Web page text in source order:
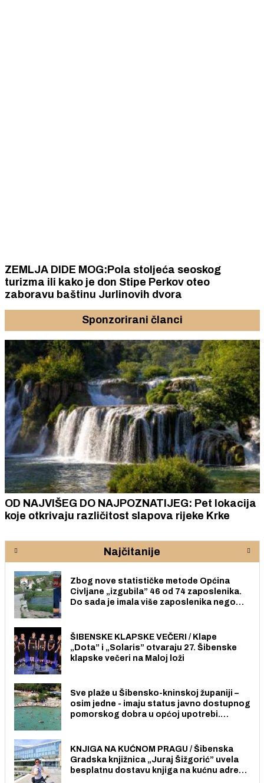
ZEMLJA DIDE MOG:Pola stoljeća seoskog
turizma ili kako je don Stipe Perkov oteo
zaboravu baštinu Jurlinovih dvora
Sponzorirani članci
OD NAJVIŠEG DO NAJPOZNATIJEG: Pet lokacija
koje otkrivaju različitost slapova rijeke Krke
Najčitanije
Zbog nove statističke metode Općina
Civljane „izgubila” 46 od 74 zaposlenika.
Do sada je imala više zaposlenika nego
ŠIBENSKE KLAPSKE VEČERI / Klape
„Dota” i „Solaris” otvaraju 27. Šibenske
klapske večeri na Maloj loži
Sve plaže u Šibensko-kninskoj županiji –
osim jedne - imaju status javno dostupnog
pomorskog dobra u općoj upotrebi.
KNJIGA NA KUĆNOM PRAGU / Šibenska
Gradska knjižnica „Juraj Šižgorić” uvela
besplatnu dostavu knjiga na kućnu adresu